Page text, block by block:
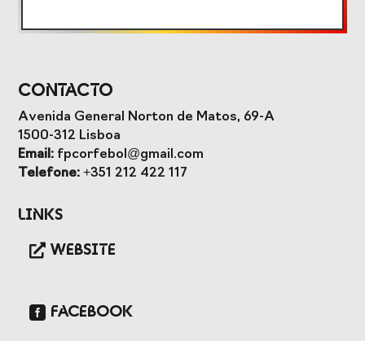
Projetos Europeus
Eventos
Cimeira de
Presidentes de
Federações
Gala do Desporto
Desporto
Desporto
Contacto
Avenida General Norton de Matos, 69-A
1500-312 Lisboa
Email: fpcorfebol@gmail.com
Telefone: +351 212 422 117
Links
WEBSITE
FACEBOOK